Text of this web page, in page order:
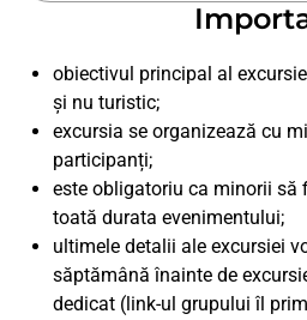
obiectivul principal al
și nu turistic;
excursia se organizează cu
participanți;
este obligatoriu ca minorii să
toată durata evenimentului;
ultimele detalii ale excursiei
săptămână înainte de
dedicat (link-ul grupului îl